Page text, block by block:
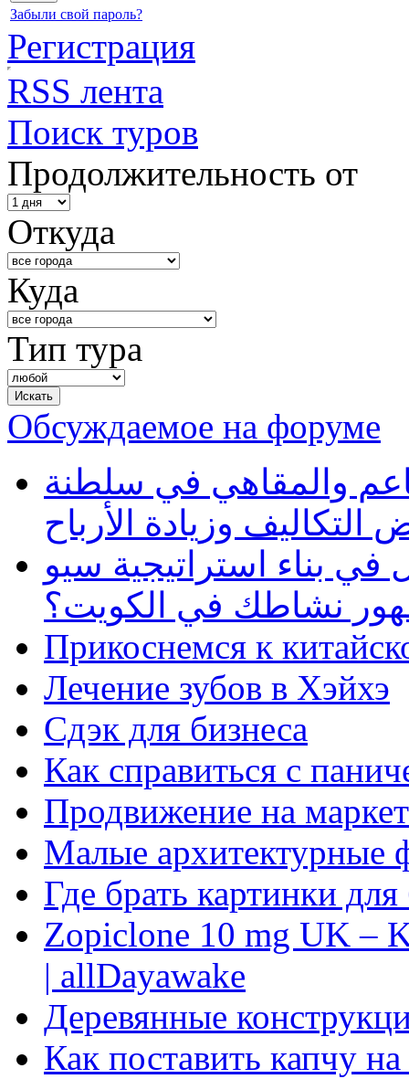
Забыли свой пароль?
Регистрация
RSS лента
Поиск туров
Продолжительность от
Откуда
Куда
Тип тура
Обсуждаемое на форуме
والمقاهي في سلطنة
وزيادة الأرباح
بناء استراتيجية سيو
نشاطك في الكويت؟
Прикоснемся к
Лечение зубов в Хэйхэ
Сдэк для бизнеса
Как справиться с
Продвижение на
Малые архитектурные
Где брать картинки
Zopiclone 10 mg UK –
| allDayawake
Деревянные
Как поставить капчу